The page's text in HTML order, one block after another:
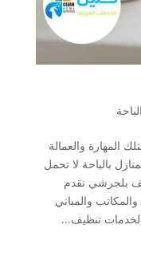
الباحة
والعمالة
بالباحة لا تحمل
بلجرشي نقدم
والمباني
تنظيف...